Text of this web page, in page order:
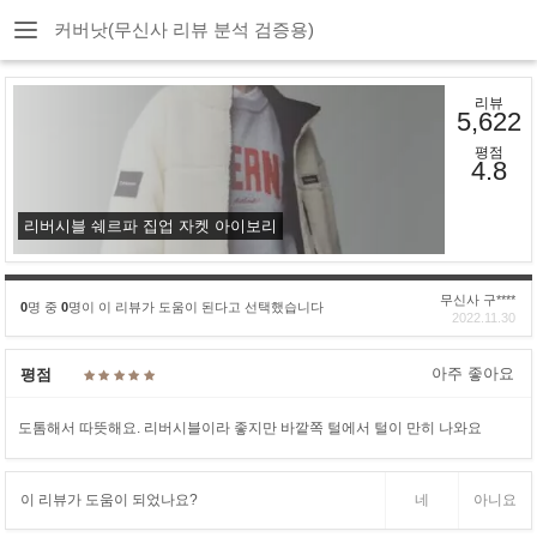
커버낫(무신사 리뷰 분석 검증용)
리버시블 쉐르파 집업 자켓 아이보리
리뷰
5,622
평점
4.8
0명 중 0명이 이 리뷰가 도움이 된다고 선택했습니다
무신사 구****
2022.11.30
평점 아주 좋아요
도톰해서 따뜻해요. 리버시블이라 좋지만 바깥쪽 털에서 털이 만히 나와요
이 리뷰가 도움이 되었나요? 네 아니요